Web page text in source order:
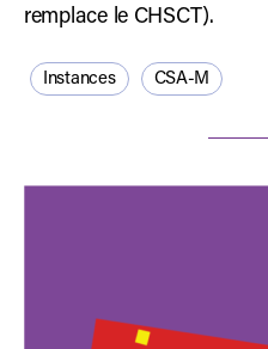
remplace le CHSCT).
Instances CSA-M